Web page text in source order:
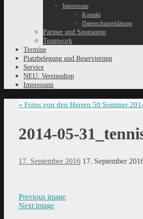
Impressum
Kontakt
Datenschutzerklärung
Partner und Sponsoren
Teamwork
Termine
Platzbelegung und Reservierung
Service
NEU: Vereinsshop
Impressum
« Fotos von den Herren 50 Sommer
2014-05-
17. September 2016 17. September
Previous image
Next image